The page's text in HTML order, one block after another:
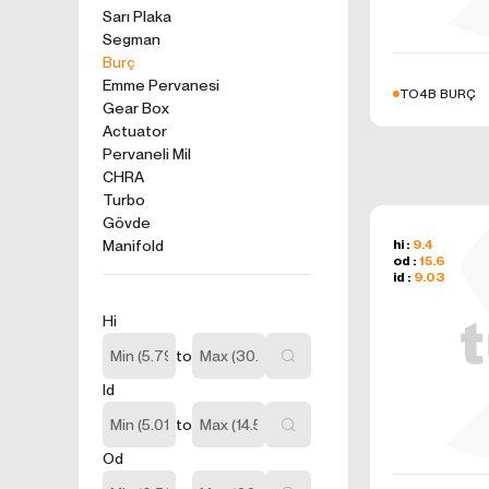
Sarı Plaka
Segman
Burç
Emme Pervanesi
Gear Box
Actuator
Pervaneli Mil
CHRA
Turbo
Gövde
Manifold
Hi
to
Id
to
Od
TO4B BURÇ
hi : 9.4
od : 15.6
id : 9.03
2. ÇEREZ
Çerezler,
sunucusuna
geliştirmek,
İnternet
İnternet
sahte
5651
Suçlarla